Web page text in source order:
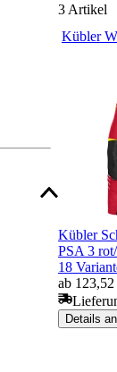
3 Artikel
Kübler
Kübler
PSA 3
18
ab 123,52
Details